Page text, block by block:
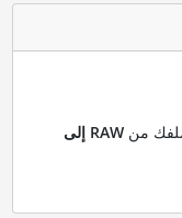
RAW إلى